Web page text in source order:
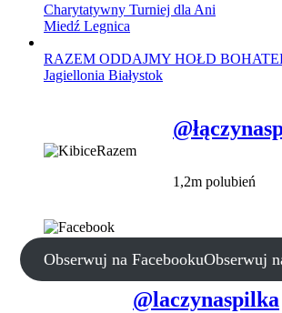
Charytatywny Turniej dla Ani
Miedź Legnica
RAZEM ODDAJMY HOŁD
Jagiellonia Białystok
1,2m polubień
Obserwuj na FacebookuObserwuj
@laczynaspilka